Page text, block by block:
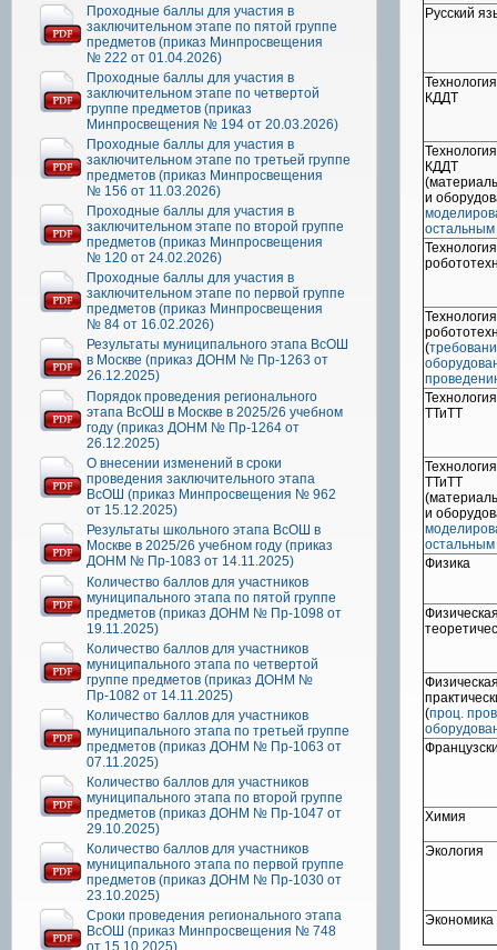
Проходные баллы для участия в
заключительном этапе по пятой группе
предметов (приказ Минпросвещения
№ 222 от 01.04.2026)
Проходные баллы для участия в
заключительном этапе по четвертой
группе предметов (приказ
Минпросвещения № 194 от 20.03.2026)
Проходные баллы для участия в
заключительном этапе по третьей группе
предметов (приказ Минпросвещения
№ 156 от 11.03.2026)
Проходные баллы для участия в
заключительном этапе по второй группе
предметов (приказ Минпросвещения
№ 120 от 24.02.2026)
Проходные баллы для участия в
заключительном этапе по первой группе
предметов (приказ Минпросвещения
№ 84 от 16.02.2026)
Результаты муниципального этапа ВсОШ
в Москве (приказ ДОНМ № Пр-1263 от
26.12.2025)
Порядок проведения регионального
этапа ВсОШ в Москве в 2025/26 учебном
году (приказ ДОНМ № Пр-1264 от
26.12.2025)
О внесении изменений в сроки
проведения заключительного этапа
ВсОШ (приказ Минпросвещения № 962
от 15.12.2025)
Результаты школьного этапа ВсОШ в
Москве в 2025/26 учебном году (приказ
ДОНМ № Пр-1083 от 14.11.2025)
Количество баллов для участников
муниципального этапа по пятой группе
предметов (приказ ДОНМ № Пр-1098 от
19.11.2025)
Количество баллов для участников
муниципального этапа по четвертой
группе предметов (приказ ДОНМ №
Пр-1082 от 14.11.2025)
Количество баллов для участников
муниципального этапа по третьей группе
предметов (приказ ДОНМ № Пр-1063 от
07.11.2025)
Количество баллов для участников
муниципального этапа по второй группе
предметов (приказ ДОНМ № Пр-1047 от
29.10.2025)
Количество баллов для участников
муниципального этапа по первой группе
предметов (приказ ДОНМ № Пр-1030 от
23.10.2025)
Сроки проведения регионального этапа
ВсОШ (приказ Минпросвещения № 748
от 15.10.2025)
Русский
КДДТ
КДДТ
и
остальным
(
ТТиТТ
ТТиТТ
и
остальным
Физика
(проц.
Химия
Экология
Экономика